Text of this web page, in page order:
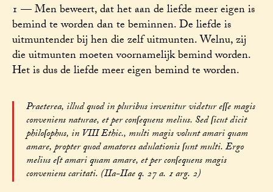
1 — Men beweert, dat het aan de liefde meer eigen is
bemind te worden dan te beminnen. De liefde is
uitmuntender bij hen die zelf uitmunten. Welnu, zij
die uitmunten moeten voornamelijk bemind worden.
Het is dus de liefde meer eigen bemind te worden.
Praeterea, illud quod in pluribus invenitur videtur eſſe magis
conveniens naturae, et per conſequens melius. Sed ſicut dicit
philoſophus, in VIII Ethic., multi magis volunt amari quam
amare, propter quod amatores adulationis ſunt multi. Ergo
melius eſt amari quam amare, et per conſequens magis
conveniens caritati. (IIa-IIae q. 27 a. 1 arg. 2)